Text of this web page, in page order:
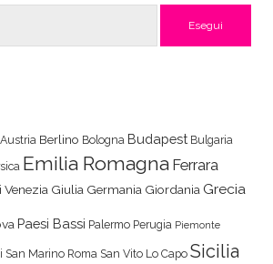
Austria Berlino Bologna Budapest Bulgaria
Emilia Romagna Ferrara
Venezia Giulia Germania Giordania Grecia
Paesi Bassi Palermo Perugia Piemonte
San Marino Roma San Vito Lo Capo Sicilia